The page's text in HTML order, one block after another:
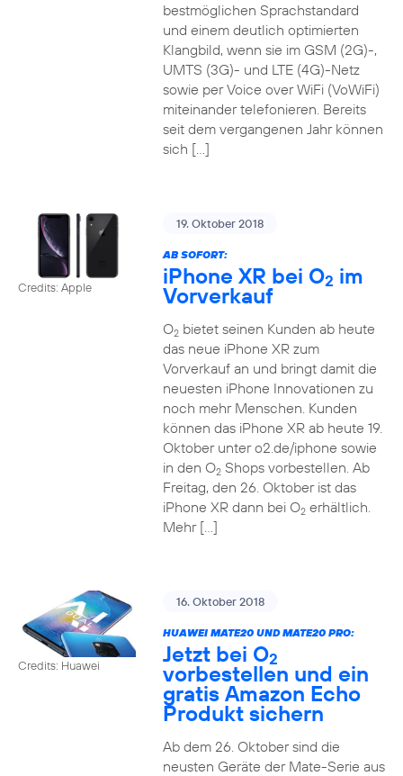
bestmöglichen Sprachstandard
und einem deutlich optimierten
Klangbild, wenn sie im GSM (2G)-,
UMTS (3G)- und LTE (4G)-Netz
sowie per Voice over WiFi (VoWiFi)
miteinander telefonieren. Bereits
seit dem vergangenen Jahr können
sich […]
Credits: Apple
19. Oktober 2018
AB SOFORT:
iPhone XR bei O2 im
Vorverkauf
O2bietet seinen Kunden ab heute
das neue iPhone XR zum
Vorverkauf an und bringt damit die
neuesten iPhone Innovationen zu
noch mehr Menschen. Kunden
können das iPhone XR ab heute 19.
Oktober unter o2.de/iphone sowie
in den O2Shops vorbestellen. Ab
Freitag, den 26. Oktober ist das
iPhone XR dann bei O2erhältlich.
Mehr […]
Credits: Huawei
16. Oktober 2018
HUAWEI MATE20 UND MATE20 PRO:
Jetzt bei O2
vorbestellen und ein
gratis Amazon Echo
Produkt sichern
Ab dem 26. Oktober sind die
neusten Geräte der Mate-Serie aus